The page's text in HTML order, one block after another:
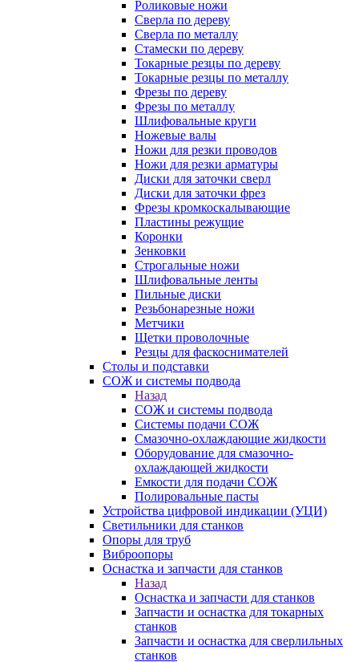
Роликовые ножи
Сверла по дереву
Сверла по металлу
Стамески по дереву
Токарные резцы по дереву
Токарные резцы по металлу
Фрезы по дереву
Фрезы по металлу
Шлифовальные круги
Ножевые валы
Ножи для резки проводов
Ножи для резки арматуры
Диски для заточки сверл
Диски для заточки фрез
Фрезы кромкоскалывающие
Пластины режущие
Коронки
Зенковки
Строгальные ножи
Шлифовальные ленты
Пильные диски
Резьбонарезные ножи
Метчики
Щетки проволочные
Резцы для фаскоснимателей
Столы и подставки
СОЖ и системы подвода
Назад
СОЖ и системы подвода
Системы подачи СОЖ
Смазочно-охлаждающие жидкости
Оборудование для смазочно-
охлаждающей жидкости
Емкости для подачи СОЖ
Полировальные пасты
Устройства цифровой индикации (УЦИ)
Светильники для станков
Опоры для труб
Виброопоры
Оснастка и запчасти для станков
Назад
Оснастка и запчасти для станков
Запчасти и оснастка для токарных
станков
Запчасти и оснастка для сверлильных
станков